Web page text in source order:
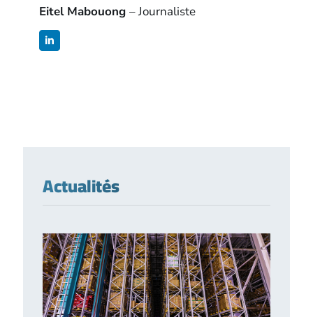
Eitel Mabouong– Journaliste
Actualités